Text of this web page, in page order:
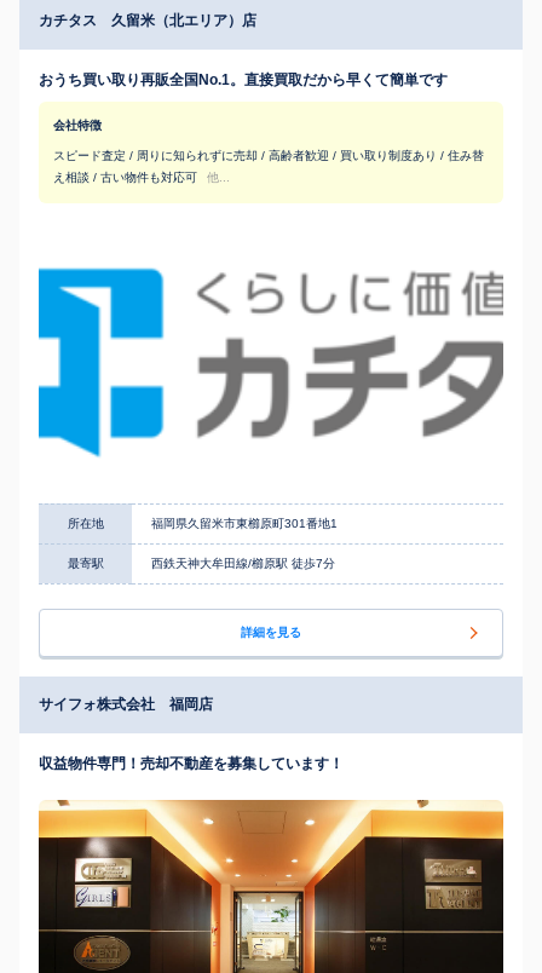
カチタス 久留米（北エリア）店
おうち買い取り再販全国No.1。直接買取だから早くて簡単です
会社特徴
スピード査定 / 周りに知られずに売却 / 高齢者歓迎 / 買い取り制度あり / 住み替
え相談 / 古い物件も対応可
他...
所在地 福岡県久留米市東櫛原町301番地1
最寄駅 西鉄天神大牟田線/櫛原駅 徒歩7分
詳細を見る
サイフォ株式会社 福岡店
収益物件専門！売却不動産を募集しています！